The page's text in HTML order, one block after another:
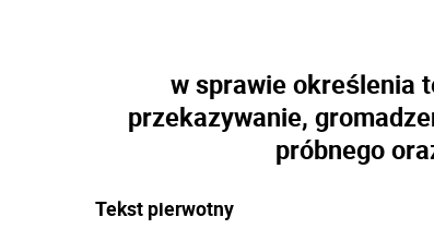
w sprawie określenia
przekazywanie,
próbnego
Tekst pierwotny